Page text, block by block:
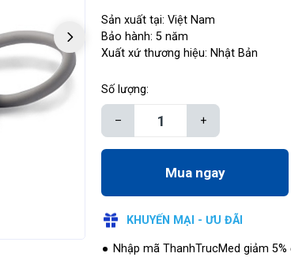
Sản xuất tại: Việt Nam
Bảo hành: 5 năm
Xuất xứ thương hiệu: Nhật Bản
Số lượng:
– +
Mua ngay
KHUYẾN MẠI - ƯU ĐÃI
Nhập mã ThanhTrucMed giảm 5%